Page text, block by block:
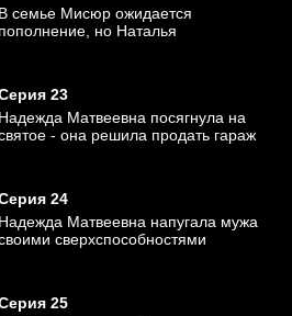
В семье Мисюр ожидается
пополнение, но Наталья
23
Надежда Матвеевна посягнула на
- она решила продать гараж
24
Надежда Матвеевна напугала мужа
сверхспособностями
25